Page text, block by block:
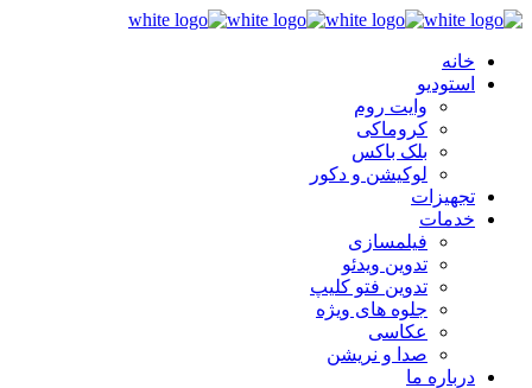
خانه
استودیو
وایت روم
کروماکی
بلک باکس
لوکیشن و دکور
تجهیزات
خدمات
فیلمسازی
تدوین ویدئو
تدوین فتو کلیپ
جلوه های ویژه
عکاسی
صدا و نریشن
درباره ما